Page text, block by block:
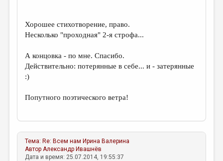
Хорошее стихотворение, право.
Несколько "проходная" 2-я строфа...
А концовка - по мне. Спасибо.
Действительно: потерянные в себе... и - затерянные
:)
Попутного поэтического ветра!
Тема: Re: Всем нам Ирина Валерина
АвторАлександр Ивашнёв
Дата и время: 25.07.2014, 19:55:37